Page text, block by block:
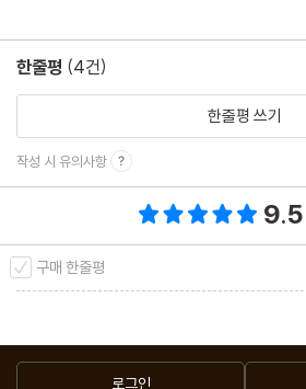
한줄평 (4건)
한줄평 쓰기
작성 시 유의사항
9.5
구매 한줄평
로그인